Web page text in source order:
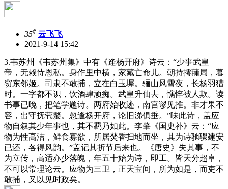
35# 云飞飞
2021-9-14 15:42
3.韦苏州《韦苏州集》中有《逢杨开府》诗云：“少事武皇
帝，无赖恃恩私。身作里中横，家藏亡命儿。朝持摴蒱局，暮
窃东邻姬。司隶不敢捕，立在白玉墀。骊山风雪夜，长杨羽猎
时。一字都不识，饮酒肆顽痴。武皇升仙去，憔悴被人欺。读
书事已晚，把笔学题诗。两府始收迹，南宫谬见推。非才果不
容，出守抚茕嫠。忽逢杨开府，论旧涕俱垂。”味此诗，盖应
物自叙其少年事也，其不羁乃如此。李肇《国史补》云：“应
物为性高洁，鲜食寡欲，所居焚香扫地而坐，其为诗驰骤建安
已还，各得风韵。”盖记其折节后来也。《唐史》失其事，不
为立传，高适亦少落魄，年五十始为诗，即工。皆天分超卓，
不可以常理论云。应物为三卫，正天宝间，所为如是，而吏不
敢捕，又以见时政矣。